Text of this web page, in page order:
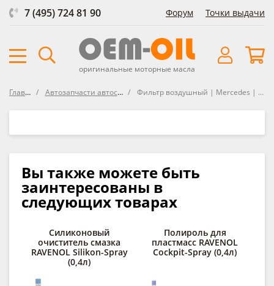
7 (495) 724 81 90 Форум Точки выдачи
оригинальные моторные масла
Главная Автозапчасти автосозданные Фильтр воздушный | Mercedes | A 642 094 28 04
Вы также можете быть
заинтересованы в
следующих товарах
Силиконовый
очиститель смазка
RAVENOL Silikon-Spray
(0,4л)
Полироль для
пластмасс RAVENOL
Cockpit-Spray (0,4л)